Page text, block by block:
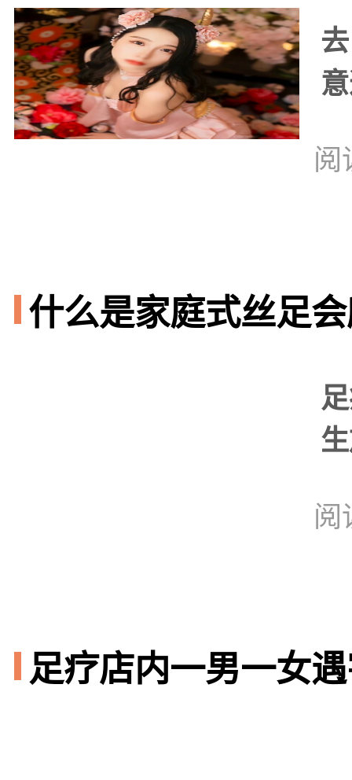
阅
什么是家庭式丝足
阅
足疗店内一男一女